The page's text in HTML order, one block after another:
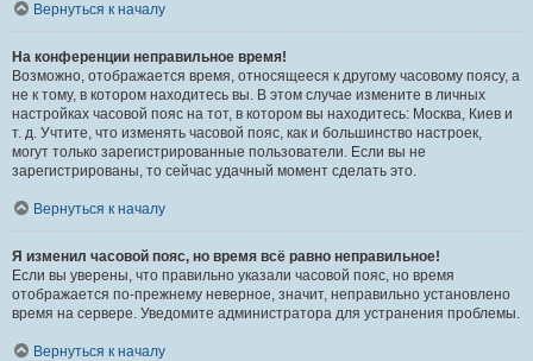
Вернуться к началу
На конференции неправильное время!
Возможно, отображается время, относящееся к другому часовому поясу, а
не к тому, в котором находитесь вы. В этом случае измените в личных
настройках часовой пояс на тот, в котором вы находитесь: Москва, Киев и
т. д. Учтите, что изменять часовой пояс, как и большинство настроек,
могут только зарегистрированные пользователи. Если вы не
зарегистрированы, то сейчас удачный момент сделать это.
Вернуться к началу
Я изменил часовой пояс, но время всё равно неправильное!
Если вы уверены, что правильно указали часовой пояс, но время
отображается по-прежнему неверное, значит, неправильно установлено
время на сервере. Уведомите администратора для устранения проблемы.
Вернуться к началу